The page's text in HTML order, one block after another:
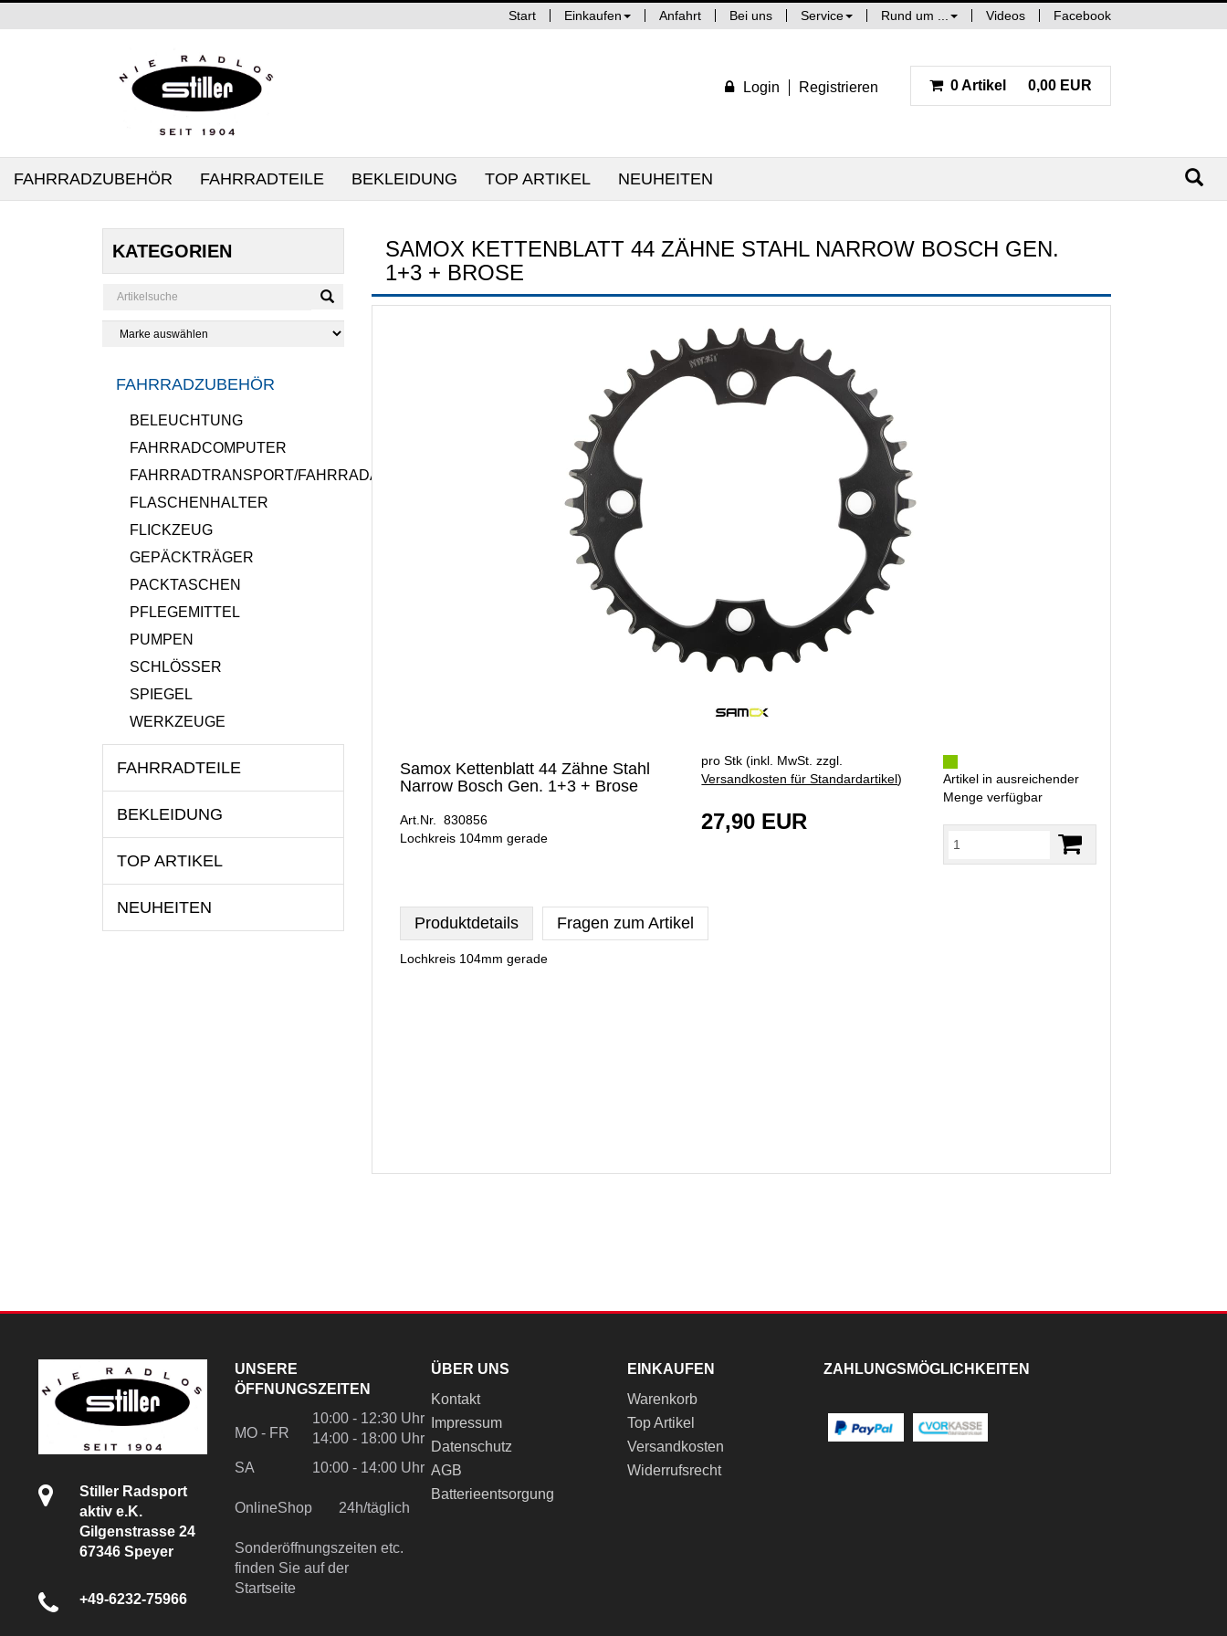
Start Einkaufen Anfahrt Bei uns Service Rund um ... Videos Facebook
Login Registrieren 0 Artikel 0,00 EUR
FAHRRADZUBEHÖR FAHRRADTEILE BEKLEIDUNG TOP ARTIKEL NEUHEITEN
KATEGORIEN
FAHRRADZUBEHÖR
BELEUCHTUNG
FAHRRADCOMPUTER
FAHRRADTRANSPORT/FAHRRADANHÄNGER
FLASCHENHALTER
FLICKZEUG
GEPÄCKTRÄGER
PACKTASCHEN
PFLEGEMITTEL
PUMPEN
SCHLÖSSER
SPIEGEL
WERKZEUGE
FAHRRADTEILE
BEKLEIDUNG
TOP ARTIKEL
NEUHEITEN
SAMOX KETTENBLATT 44 ZÄHNE STAHL NARROW BOSCH GEN.
1+3 + BROSE
Samox Kettenblatt 44 Zähne Stahl
Narrow Bosch Gen. 1+3 + Brose
Art.Nr. 830856
Lochkreis 104mm gerade
pro Stk (inkl. MwSt. zzgl.
Versandkosten für Standardartikel)
27,90 EUR
Artikel in ausreichender
Menge verfügbar
Produktdetails Fragen zum Artikel
Lochkreis 104mm gerade
Stiller Radsport
aktiv e.K.
Gilgenstrasse 24
67346 Speyer
+49-6232-75966
UNSERE
ÖFFNUNGSZEITEN
MO - FR
10:00 - 12:30 Uhr
14:00 - 18:00 Uhr
SA
10:00 - 14:00 Uhr
OnlineShop 24h/täglich
Sonderöffnungszeiten etc.
finden Sie auf der
Startseite
ÜBER UNS
Kontakt
Impressum
Datenschutz
AGB
Batterieentsorgung
EINKAUFEN
Warenkorb
Top Artikel
Versandkosten
Widerrufsrecht
ZAHLUNGSMÖGLICHKEITEN